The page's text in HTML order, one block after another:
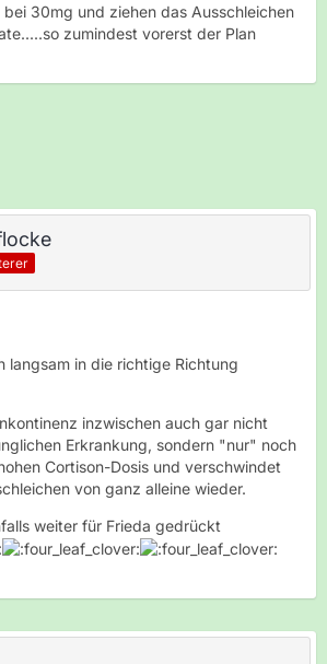
30mg und ziehen das Ausschleichen
zumindest vorerst der Plan
langsam in die richtige Richtung
inzwischen auch gar nicht
Erkrankung, sondern "nur" noch
Cortison-Dosis und verschwindet
von ganz alleine wieder.
weiter für Frieda gedrückt